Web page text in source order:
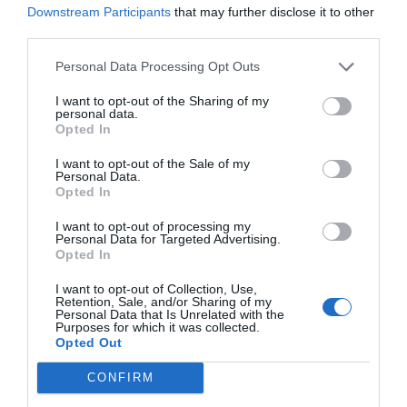
Downstream Participants that may further disclose it to other
Personal Data Processing Opt Outs
I want to opt-out of the Sharing of my
personal data.
Opted In
I want to opt-out of the Sale of my
Personal Data.
Opted In
I want to opt-out of processing my
Personal Data for Targeted Advertising.
Opted In
I want to opt-out of Collection, Use,
Retention, Sale, and/or Sharing of my
Personal Data that Is Unrelated with the
Purposes for which it was collected.
Opted Out
CONFIRM
Les Clairesà 1.58 km du point 19
Itinéraire
tiempo estimado3 heures 46 min)
GrandeversRue de l'Église
Prendre à droite sur Rue de l'Église 53 m
Tourner à gauche pour rester sur
Continuer sur Rue Barbès
Hugo